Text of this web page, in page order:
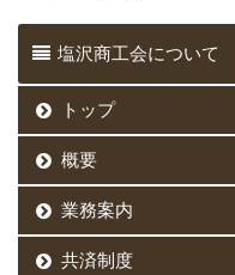
塩沢商工会について
トップ
概要
業務案内
共済制度